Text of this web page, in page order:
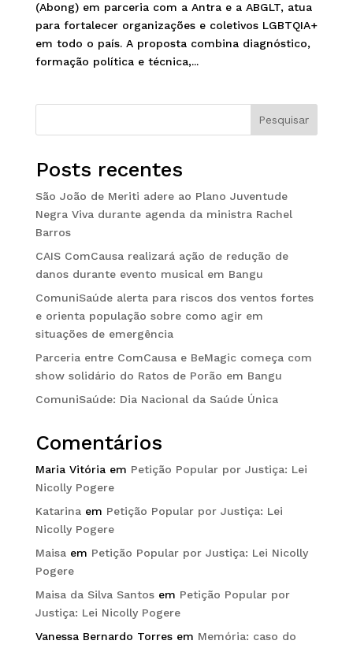
(Abong) em parceria com a Antra e a ABGLT, atua
para fortalecer organizações e coletivos LGBTQIA+
em todo o país. A proposta combina diagnóstico,
formação política e técnica,...
Pesquisar
Posts recentes
São João de Meriti adere ao Plano Juventude
Negra Viva durante agenda da ministra Rachel
Barros
CAIS ComCausa realizará ação de redução de
danos durante evento musical em Bangu
ComuniSaúde alerta para riscos dos ventos fortes
e orienta população sobre como agir em
situações de emergência
Parceria entre ComCausa e BeMagic começa com
show solidário do Ratos de Porão em Bangu
ComuniSaúde: Dia Nacional da Saúde Única
Comentários
Maria Vitóriaem Petição Popular por Justiça: Lei
Nicolly Pogere
Katarinaem Petição Popular por Justiça: Lei
Nicolly Pogere
Maisaem Petição Popular por Justiça: Lei Nicolly
Pogere
Maisa da Silva Santosem Petição Popular por
Justiça: Lei Nicolly Pogere
Vanessa Bernardo Torresem Memória: caso do